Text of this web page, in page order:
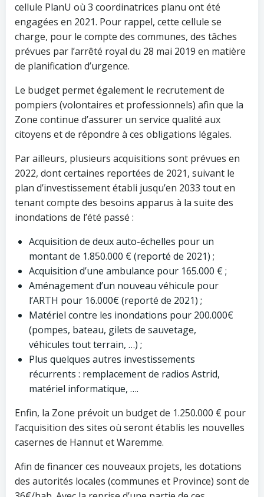
cellule PlanU où 3 coordinatrices planu ont été
engagées en 2021. Pour rappel, cette cellule se
charge, pour le compte des communes, des tâches
prévues par l’arrêté royal du 28 mai 2019 en matière
de planification d’urgence.
Le budget permet également le recrutement de
pompiers (volontaires et professionnels) afin que la
Zone continue d’assurer un service qualité aux
citoyens et de répondre à ces obligations légales.
Par ailleurs, plusieurs acquisitions sont prévues en
2022, dont certaines reportées de 2021, suivant le
plan d’investissement établi jusqu’en 2033 tout en
tenant compte des besoins apparus à la suite des
inondations de l’été passé :
Acquisition de deux auto-échelles pour un
montant de 1.850.000 € (reporté de 2021) ;
Acquisition d’une ambulance pour 165.000 € ;
Aménagement d’un nouveau véhicule pour
l’ARTH pour 16.000€ (reporté de 2021) ;
Matériel contre les inondations pour 200.000€
(pompes, bateau, gilets de sauvetage,
véhicules tout terrain, …) ;
Plus quelques autres investissements
récurrents : remplacement de radios Astrid,
matériel informatique, ….
Enfin, la Zone prévoit un budget de 1.250.000 € pour
l’acquisition des sites où seront établis les nouvelles
casernes de Hannut et Waremme.
Afin de financer ces nouveaux projets, les dotations
des autorités locales (communes et Province) sont de